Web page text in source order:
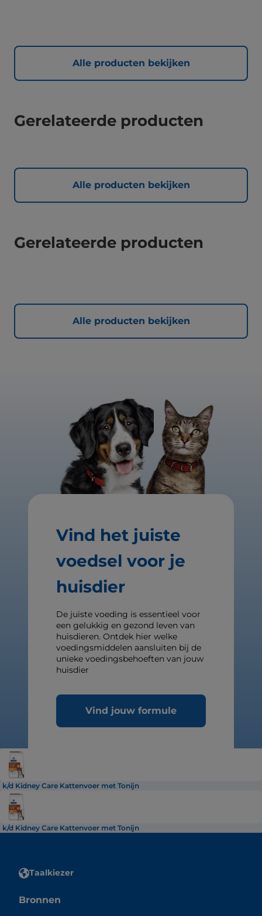
Alle producten bekijken
Gerelateerde producten
Alle producten bekijken
Gerelateerde producten
Alle producten bekijken
Vind het juiste
voedsel voor je
huisdier
De juiste voeding is essentieel voor
een gelukkig en gezond leven van
huisdieren. Ontdek hier welke
voedingsmiddelen aansluiten bij de
unieke voedingsbehoeften van jouw
huisdier
Vind jouw formule
k/d Kidney Care Kattenvoer met Tonijn
k/d Kidney Care Kattenvoer met Tonijn
Taalkiezer
Bronnen